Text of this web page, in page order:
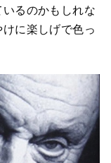
るのかもしれな
に楽しげで色っ